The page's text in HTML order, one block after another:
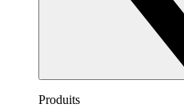
Produits